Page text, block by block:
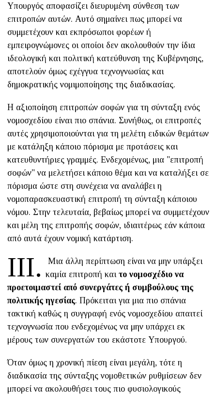
Υπουργός αποφασίζει διευρυμένη σύνθεση των
επιτροπών αυτών. Αυτό σημαίνει πως μπορεί να
συμμετέχουν και εκπρόσωποι φορέων ή
εμπειρογνώμονες οι οποίοι δεν ακολουθούν την ίδια
ιδεολογική και πολιτική κατεύθυνση της Κυβέρνησης,
αποτελούν όμως εχέγγυα τεχνογνωσίας και
δημοκρατικής νομιμοποίησης της διαδικασίας.
Η αξιοποίηση επιτροπών σοφών για τη σύνταξη ενός
νομοσχεδίου είναι πιο σπάνια. Συνήθως, οι επιτροπές
αυτές χρησιμοποιούνται για τη μελέτη ειδικών θεμάτων
με κατάληξη κάποιο πόρισμα με προτάσεις και
κατευθυντήριες γραμμές. Ενδεχομένως, μια "επιτροπή
σοφών" να μελετήσει κάποιο θέμα και να καταλήξει σε
πόρισμα ώστε στη συνέχεια να αναλάβει η
νομοπαρασκευαστική επιτροπή τη σύνταξη κάποιου
νόμου. Στην τελευταία, βεβαίως μπορεί να συμμετέχουν
και μέλη της επιτροπής σοφών, ιδιαιτέρως εάν κάποια
από αυτά έχουν νομική κατάρτιση.
ΙΙΙ.
Μια άλλη περίπτωση είναι να μην υπάρξει
καμία επιτροπή και το νομοσχέδιο να
προετοιμαστεί από συνεργάτες ή συμβούλους της
πολιτικής ηγεσίας. Πρόκειται για μια πιο σπάνια
τακτική καθώς η συγγραφή ενός νομοσχεδίου απαιτεί
τεχνογνωσία που ενδεχομένως να μην υπάρχει εκ
μέρους των συνεργατών του εκάστοτε Υπουργού.
Όταν όμως η χρονική πίεση είναι μεγάλη, τότε η
διαδικασία της σύνταξης νομοθετικών ρυθμίσεων δεν
μπορεί να ακολουθήσει τους πιο φυσιολογικούς